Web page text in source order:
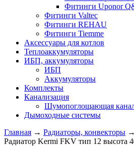
Фитинги Uponor
Фитинги Valtec
Фитинги REHAU
Фитинги Tiemme
Аксессуары для котлов
Теплоаккумуляторы
ИБП, аккумуляторы
ИБП
Аккумуляторы
Комплекты
Канализация
Шумопоглощающая
Дымоходные системы
Главная → Радиаторы, конвекторы →
Радиатор Kermi FKV тип 12 высота